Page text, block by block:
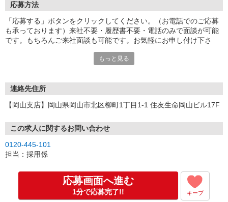
応募方法
「応募する」ボタンをクリックしてください。（お電話でのご応募
も承っております）来社不要・履歴書不要・電話のみで面談が可能
です。もちろんご来社面談も可能です。お気軽にお申し付け下さ
もっと見る
連絡先住所
【岡山支店】岡山県岡山市北区柳町1丁目1-1 住友生命岡山ビル17F
この求人に関するお問い合わせ
0120-445-101
担当：採用係
応募画面へ進む
1分で応募完了!! キープ